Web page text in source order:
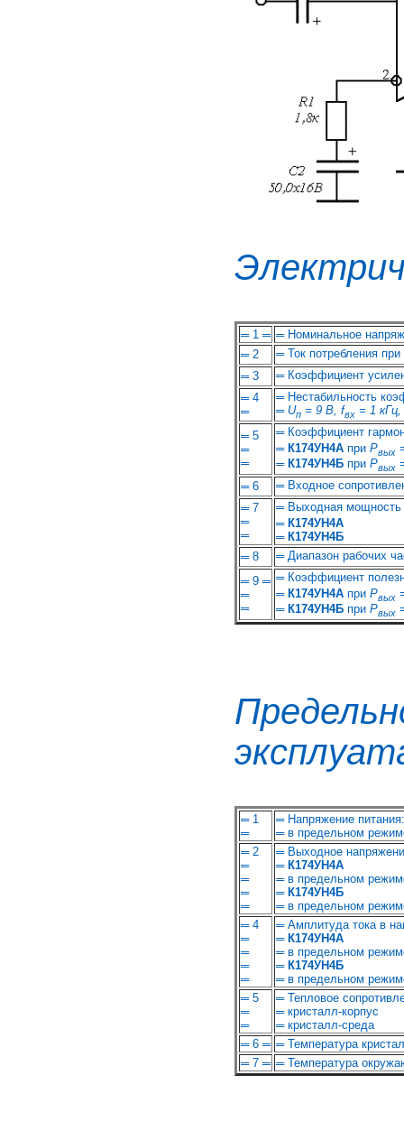
═ 1 ═ ═ Номинальное
═ 2
═ Ток потребления при
═ 3
═ Коэффициент
═ 4
═
═ Нестабильность
═ Uп = 9 В, fвх = 1
═ 5
═
═
═ Коэффициент
═ К174УН4А при Рвых
═ К174УН4Б при Рвых
═ 6
═ Входное
═ 7
═
═
═ Выходная
═ К174УН4А
═ К174УН4Б
═ 8
═ Диапазон рабочих
═ 9 ═
═
═
═ Коэффициент
═ К174УН4А при Pвых
═ К174УН4Б при Pвых
═ 1
═
═ Напряжение питания:
═ в предельном
═ 2
═
═
═
═
═ Выходное
═ К174УН4А
═ в предельном
═ К174УН4Б
═ в предельном
═ 4
═
═
═
═
═ Амплитуда тока в
═ К174УН4А
═ в предельном
═ К174УН4Б
═ в предельном
═ 5
═
═
═ Тепловое
═ кристалл-корпус
═ кристалл-среда
═ 6 ═ ═ Температура
═ 7 ═ ═ Температура